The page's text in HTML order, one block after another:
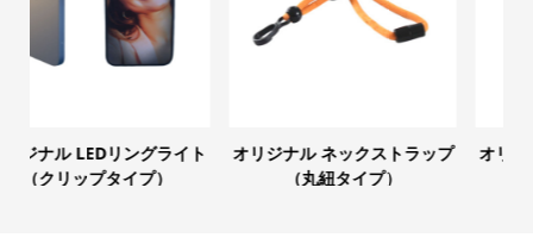
ジナル ネックストラップ
（丸紐タイプ）
オリジナル ワイヤレス充電器
（WPC420)
オリジ